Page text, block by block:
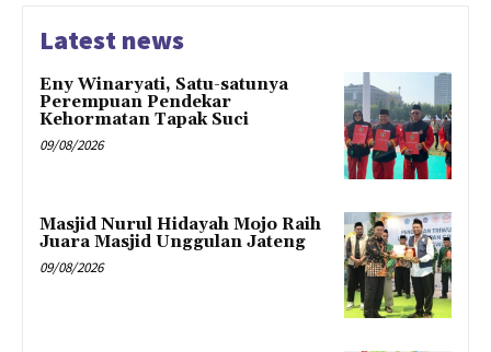
Latest news
Eny Winaryati, Satu-satunya
Perempuan Pendekar
Kehormatan Tapak Suci
09/08/2026
Masjid Nurul Hidayah Mojo Raih
Juara Masjid Unggulan Jateng
09/08/2026